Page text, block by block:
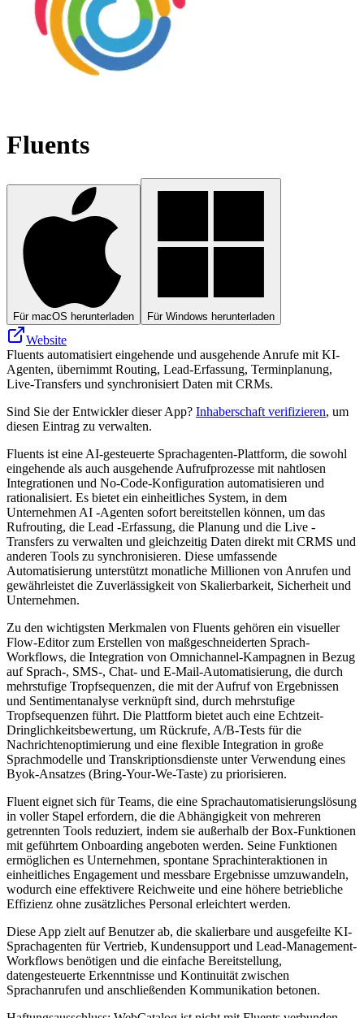
Fluents
Für macOS herunterladen Für Windows herunterladen
Website
Fluents automatisiert eingehende und ausgehende Anrufe mit KI-
Agenten, übernimmt Routing, Lead‑Erfassung, Terminplanung,
Live‑Transfers und synchronisiert Daten mit CRMs.
Sind Sie der Entwickler dieser App? Inhaberschaft verifizieren, um
diesen Eintrag zu verwalten.
Fluents ist eine AI-gesteuerte Sprachagenten-Plattform, die sowohl
eingehende als auch ausgehende Aufrufprozesse mit nahtlosen
Integrationen und No-Code-Konfiguration automatisieren und
rationalisiert. Es bietet ein einheitliches System, in dem
Unternehmen AI -Agenten sofort bereitstellen können, um das
Rufrouting, die Lead -Erfassung, die Planung und die Live -
Transfers zu verwalten und gleichzeitig Daten direkt mit CRMS und
anderen Tools zu synchronisieren. Diese umfassende
Automatisierung unterstützt monatliche Millionen von Anrufen und
gewährleistet die Zuverlässigkeit von Skalierbarkeit, Sicherheit und
Unternehmen.
Zu den wichtigsten Merkmalen von Fluents gehören ein visueller
Flow-Editor zum Erstellen von maßgeschneiderten Sprach-
Workflows, die Integration von Omnichannel-Kampagnen in Bezug
auf Sprach-, SMS-, Chat- und E-Mail-Automatisierung, die durch
mehrstufige Tropfsequenzen, die mit der Aufruf von Ergebnissen
und Sentimentanalyse verknüpft sind, durch mehrstufige
Tropfsequenzen führt. Die Plattform bietet auch eine Echtzeit-
Dringlichkeitsbewertung, um Rückrufe, A/B-Tests für die
Nachrichtenoptimierung und eine flexible Integration in große
Sprachmodelle und Transkriptionsdienste unter Verwendung eines
Byok-Ansatzes (Bring-Your-We-Taste) zu priorisieren.
Fluent eignet sich für Teams, die eine Sprachautomatisierungslösung
in voller Stapel erfordern, die die Abhängigkeit von mehreren
getrennten Tools reduziert, indem sie außerhalb der Box-Funktionen
mit geführtem Onboarding angeboten werden. Seine Funktionen
ermöglichen es Unternehmen, spontane Sprachinteraktionen in
einheitliches Engagement und messbare Ergebnisse umzuwandeln,
wodurch eine effektivere Reichweite und eine höhere betriebliche
Effizienz ohne zusätzliches Personal erleichtert werden.
Diese App zielt auf Benutzer ab, die skalierbare und ausgefeilte KI-
Sprachagenten für Vertrieb, Kundensupport und Lead-Management-
Workflows benötigen und die einfache Bereitstellung,
datengesteuerte Erkenntnisse und Kontinuität zwischen
Sprachanrufen und anschließenden Kommunikation betonen.